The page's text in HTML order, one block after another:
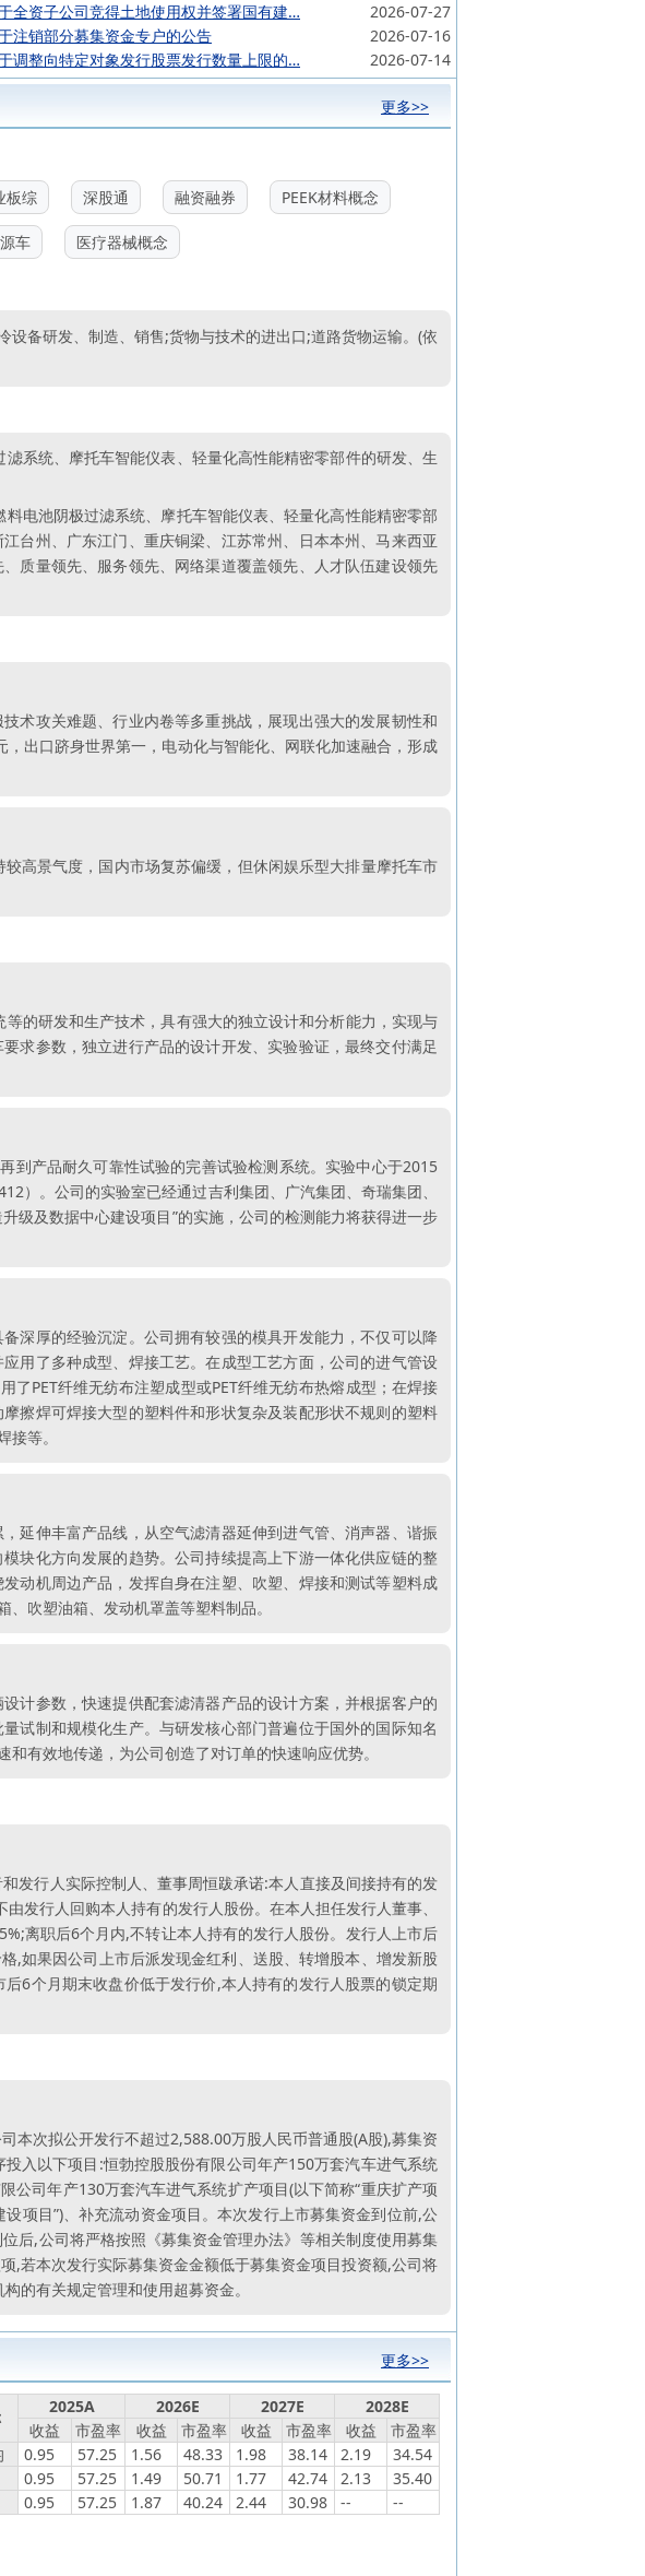
全资子公司竞得土地使用权并签署国有建…
2026-07-27
注销部分募集资金专户的公告
2026-07-16
调整向特定对象发行股票发行数量上限的…
2026-07-14
更多>>
板综 深股通 融资融券 PEEK材料概念
车 医疗器械概念
备研发、制造、销售;货物与技术的进出口;道路货物运输。(依
系统、摩托车智能仪表、轻量化高性能精密零部件的研发、生
电池阴极过滤系统、摩托车智能仪表、轻量化高性能精密零部
台州、广东江门、重庆铜梁、江苏常州、日本本州、马来西亚
质量领先、服务领先、网络渠道覆盖领先、人才队伍建设领先
术攻关难题、行业内卷等多重挑战，展现出强大的发展韧性和
出口跻身世界第一，电动化与智能化、网联化加速融合，形成
高景气度，国内市场复苏偏缓，但休闲娱乐型大排量摩托车市
的研发和生产技术，具有强大的独立设计和分析能力，实现与
求参数，独立进行产品的设计开发、实验验证，最终交付满足
到产品耐久可靠性试验的完善试验检测系统。实验中心于2015
）。公司的实验室已经通过吉利集团、广汽集团、奇瑞集团、
级及数据中心建设项目”的实施，公司的检测能力将获得进一步
深厚的经验沉淀。公司拥有较强的模具开发能力，不仅可以降
用了多种成型、焊接工艺。在成型工艺方面，公司的进气管设
了PET纤维无纺布注塑成型或PET纤维无纺布热熔成型；在焊接
擦焊可焊接大型的塑料件和形状复杂及装配形状不规则的塑料
等。
延伸丰富产品线，从空气滤清器延伸到进气管、消声器、谐振
块化方向发展的趋势。公司持续提高上下游一体化供应链的整
动机周边产品，发挥自身在注塑、吹塑、焊接和测试等塑料成
吹塑油箱、发动机罩盖等塑料制品。
计参数，快速提供配套滤清器产品的设计方案，并根据客户的
试制和规模化生产。与研发核心部门普遍位于国外的国际知名
有效地传递，为公司创造了对订单的快速响应优势。
发行人实际控制人、董事周恒跋承诺:本人直接及间接持有的发
发行人回购本人持有的发行人股份。在本人担任发行人董事、
离职后6个月内,不转让本人持有的发行人股份。发行人上市后
,如果因公司上市后派发现金红利、送股、转增股本、增发新股
6个月期末收盘价低于发行价,本人持有的发行人股票的锁定期
本次拟公开发行不超过2,588.00万股人民币普通股(A股),募集资
入以下项目:恒勃控股股份有限公司年产150万套汽车进气系统
公司年产130万套汽车进气系统扩产项目(以下简称“重庆扩产项
项目”)、补充流动资金项目。本次发行上市募集资金到位前,公
后,公司将严格按照《募集资金管理办法》等相关制度使用募集
,若本次发行实际募集资金金额低于募集资金项目投资额,公司将
的有关规定管理和使用超募资金。
更多>>
2025A 2026E 2027E
2028E
收益
市盈率 收益 市盈率 收益 市盈率 收益
市盈率
0.95 57.25 1.56 48.33 1.98 38.14 2.19
34.54
0.95 57.25 1.49 50.71 1.77 42.74 2.13
35.40
0.95 57.25 1.87 40.24 2.44 30.98 -- --